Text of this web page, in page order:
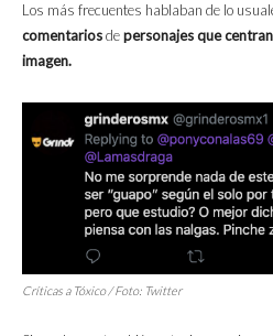
Los más frecuentes hablaban de lo
comentariosdepersonajes que
imagen.
Críticas a Tóxico / Foto: Twitter